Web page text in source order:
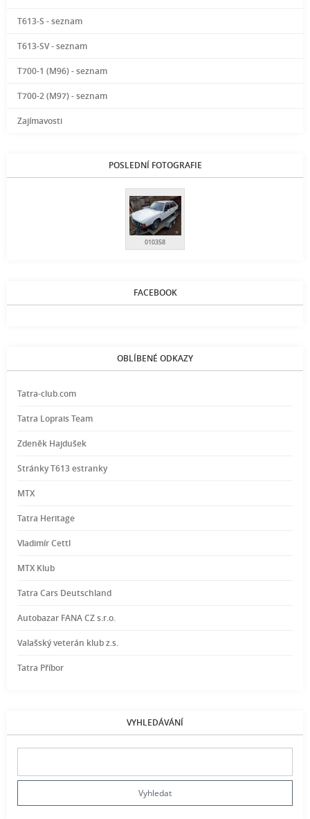
T613-S - seznam
T613-SV - seznam
T700-1 (M96) - seznam
T700-2 (M97) - seznam
Zajímavosti
POSLEDNÍ FOTOGRAFIE
010358
FACEBOOK
OBLÍBENÉ ODKAZY
Tatra-club.com
Tatra Loprais Team
Zdeněk Hajdušek
Stránky T613 estranky
MTX
Tatra Heritage
Vladimír Cettl
MTX Klub
Tatra Cars Deutschland
Autobazar FANA CZ s.r.o.
Valašský veterán klub z.s.
Tatra Příbor
VYHLEDÁVÁNÍ